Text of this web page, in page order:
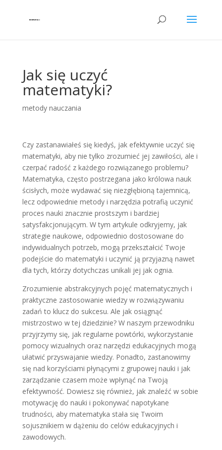
Jak się uczyć
matematyki?
metody nauczania
Czy zastanawiałeś się kiedyś, jak efektywnie uczyć się
matematyki, aby nie tylko zrozumieć jej zawiłości, ale i
czerpać radość z każdego rozwiązanego problemu?
Matematyka, często postrzegana jako królowa nauk
ścisłych, może wydawać się niezgłębioną tajemnicą,
lecz odpowiednie metody i narzędzia potrafią uczynić
proces nauki znacznie prostszym i bardziej
satysfakcjonującym. W tym artykule odkryjemy, jak
strategie naukowe, odpowiednio dostosowane do
indywidualnych potrzeb, mogą przekształcić Twoje
podejście do matematyki i uczynić ją przyjazną nawet
dla tych, którzy dotychczas unikali jej jak ognia.
Zrozumienie abstrakcyjnych pojęć matematycznych i
praktyczne zastosowanie wiedzy w rozwiązywaniu
zadań to klucz do sukcesu. Ale jak osiągnąć
mistrzostwo w tej dziedzinie? W naszym przewodniku
przyjrzymy się, jak regularne powtórki, wykorzystanie
pomocy wizualnych oraz narzędzi edukacyjnych mogą
ułatwić przyswajanie wiedzy. Ponadto, zastanowimy
się nad korzyściami płynącymi z grupowej nauki i jak
zarządzanie czasem może wpłynąć na Twoją
efektywność. Dowiesz się również, jak znaleźć w sobie
motywację do nauki i pokonywać napotykane
trudności, aby matematyka stała się Twoim
sojusznikiem w dążeniu do celów edukacyjnych i
zawodowych.